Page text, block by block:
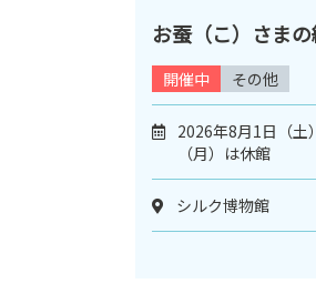
お蚕（こ）さまの
開催中 その他
2026年8月1日（
（月）は休館
シルク博物館